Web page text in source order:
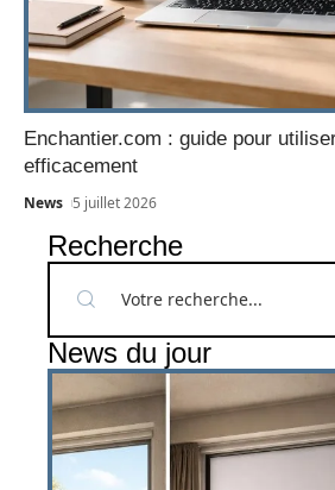
Enchantier.com : guide pour
efficacement
News 5 juillet 2026
Recherche
News du jour